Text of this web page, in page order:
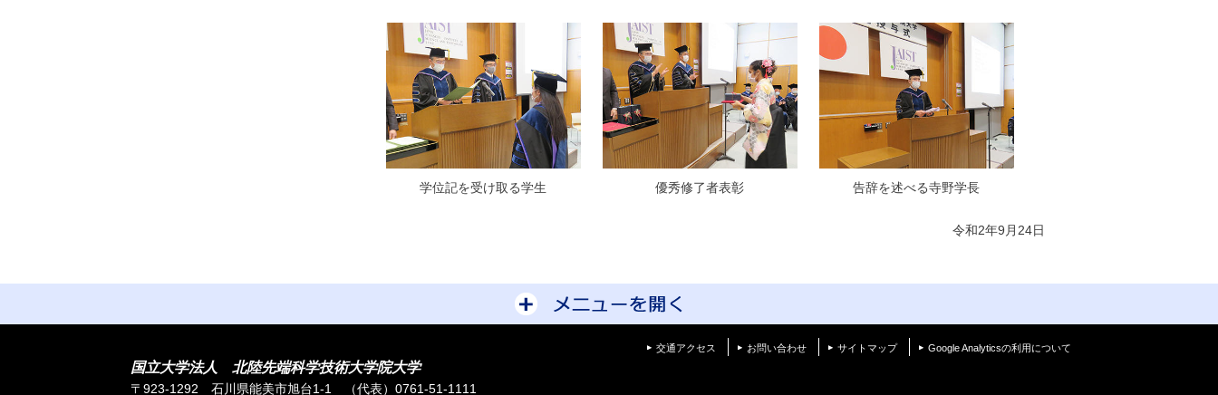
学位記を受け取る学生 優秀修了者表彰 告辞を述べる寺野学長
令和2年9月24日
交通アクセス お問い合わせ サイトマップ Google Analyticsの利用について
国立大学法人 北陸先端科学技術大学院大学
〒923-1292 石川県能美市旭台1-1 （代表）0761-51-1111